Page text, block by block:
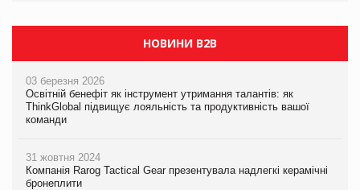
НОВИНИ B2B
03 березня 2026
Освітній бенефіт як інструмент утримання талантів: як
ThinkGlobal підвищує лояльність та продуктивність вашої
команди
31 жовтня 2024
Компанія Rarog Tactical Gear презентувала надлегкі керамічні
бронеплити